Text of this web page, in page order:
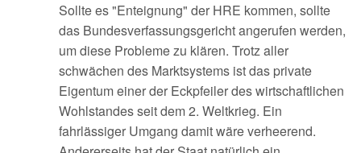
Sollte es "Enteignung" der HRE kommen, sollte
das Bundesverfassungsgericht angerufen werden,
um diese Probleme zu klären. Trotz aller
schwächen des Marktsystems ist das private
Eigentum einer der Eckpfeiler des wirtschaftlichen
Wohlstandes seit dem 2. Weltkrieg. Ein
fahrlässiger Umgang damit wäre verheerend.